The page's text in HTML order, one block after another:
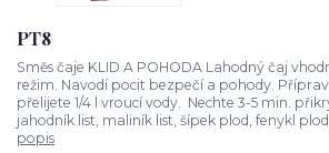
PT8
Směs čaje KLID A POHODA Lahodný čaj
režim. Navodí pocit bezpečí a pohody.
přelijete 1/4 l vroucí vody. Nechte 3-5 min.
jahodník list, maliník list, šípek plod, fenykl
popis